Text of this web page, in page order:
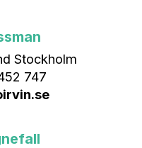
Stockholm
747